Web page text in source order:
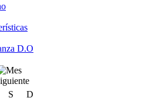
D.O
S
D